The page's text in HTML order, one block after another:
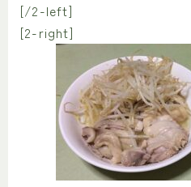
[/2-left]
[2-right]